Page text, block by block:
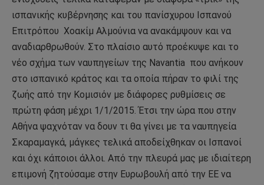
ισπανικής κυβέρνησης και του πανίσχυρου Ισπανού
Επιτρόπου Χοακίμ Αλμούνια να ανακάμψουν και να
αναδιαρθρωθούν. Στο πλαίσιο αυτό προέκυψε και το
νέο σχήμα των ναυπηγείων της Navantia που ανήκουν
στο ισπανικό κράτος και τα οποία πήραν το φιλί της
ζωής από την Κομισιόν με διάφορες ρυθμίσεις σε
πρώτη φάση μέχρι 1/1/2015. Έτσι την ώρα που στην
Αθήνα ψαχνόταν να δουν τι θα γίνει με τα ναυπηγεία
Σκαραμαγκά, μάγκες τελικά αποδείχθηκαν οι Ισπανοί
και όχι κάποιοι άλλοι. Από την πλευρά μας με ιδιαίτερη
επιμονή ζητούσαμε στην Ευρωβουλή από την ΕΕ να